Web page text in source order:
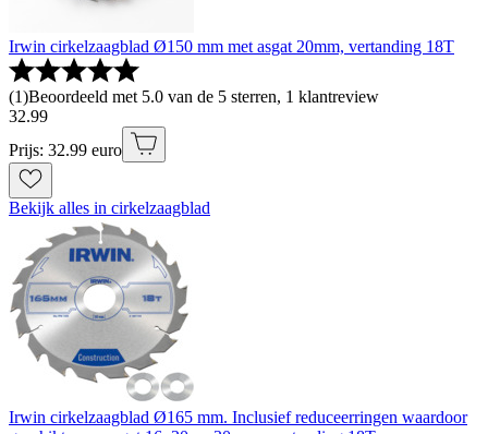
Irwin cirkelzaagblad Ø150 mm met asgat 20mm, vertanding 18T
(1)Beoordeeld met 5.0 van de 5 sterren, 1 klantreview
32.99
Prijs: 32.99 euro
Bekijk alles in cirkelzaagblad
Irwin cirkelzaagblad Ø165 mm. Inclusief reduceerringen waardoor